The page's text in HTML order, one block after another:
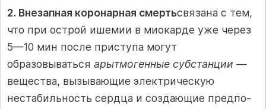
2. Внезапная коронарная смертьсвязана с тем,
что при острой ишемии в миокарде уже через
5—10 мин после приступа могут
образовываться арытмогенные субстанции —
вещества, вызываю­щие электрическую
нестабильность сердца и создающие предпо­